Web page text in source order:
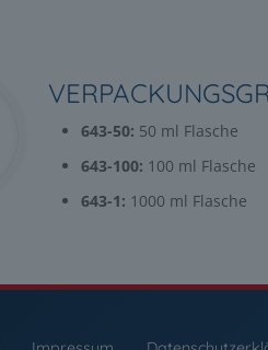
643-50: 50 ml Flasche
643-100: 100 ml Flasche
643-1: 1000 ml Flasche